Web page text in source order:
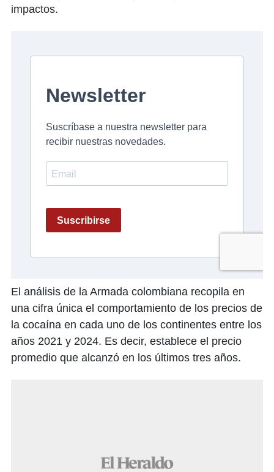
impactos.
El análisis de la Armada colombiana recopila en
una cifra única el comportamiento de los precios de
la cocaína en cada uno de los continentes entre los
años 2021 y 2024. Es decir, establece el precio
promedio que alcanzó en los últimos tres años.